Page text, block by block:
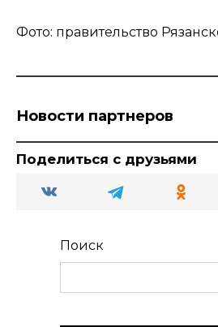
Фото: правительство
Новости партнеров
Поделиться с друзьями
Поиск